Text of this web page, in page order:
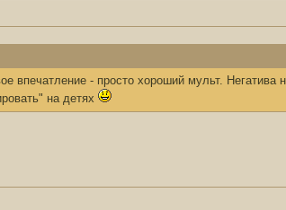
впечатление - просто хороший мульт. Негатива
на детях